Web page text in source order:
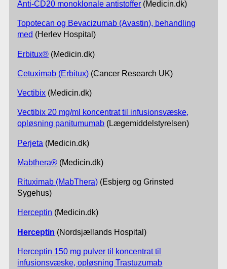
Anti-CD20 monoklonale antistoffer (Medicin.dk)
Topotecan og Bevacizumab (Avastin), behandling
med (Herlev Hospital)
Erbitux® (Medicin.dk)
Cetuximab (Erbitux) (Cancer Research UK)
Vectibix (Medicin.dk)
Vectibix 20 mg/ml koncentrat til infusionsvæske,
opløsning panitumumab (Lægemiddelstyrelsen)
Perjeta (Medicin.dk)
Mabthera® (Medicin.dk)
Rituximab (MabThera) (Esbjerg og Grinsted
Sygehus)
Herceptin (Medicin.dk)
Herceptin (Nordsjællands Hospital)
Herceptin 150 mg pulver til koncentrat til
infusionsvæske, opløsning Trastuzumab